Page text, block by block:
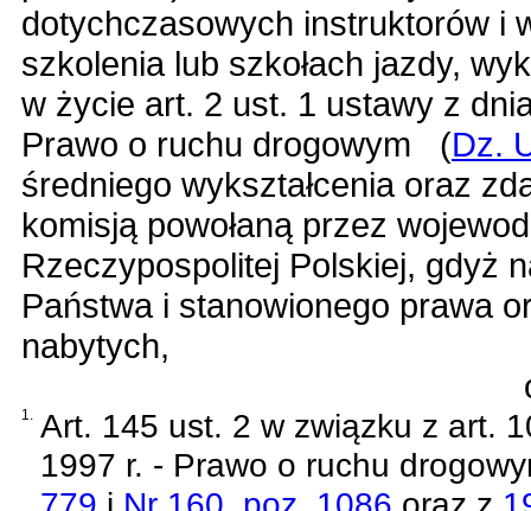
dotychczasowych instruktorów i
szkolenia lub szkołach jazdy,
w życie art. 2 ust. 1 ustawy z
Prawo o ruchu drogowym
(Dz.
średniego wykształcenia oraz
komisją powołaną przez
Rzeczypospolitej Polskiej, gdyż
Państwa i stanowionego prawa
nabytych,
1. Art. 145 ust. 2 w związku z art.
1997 r. - Prawo o ruchu